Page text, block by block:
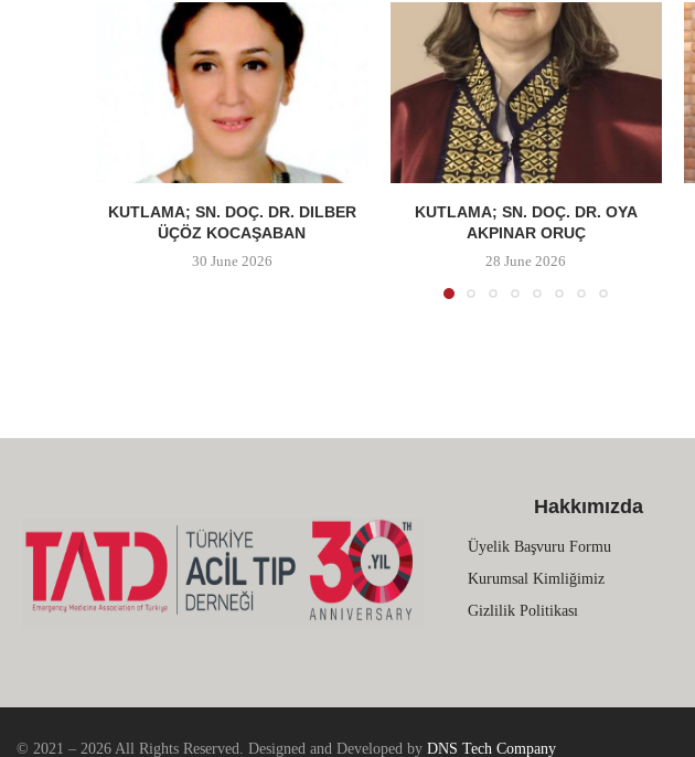
KUTLAMA; SN. DOÇ. DR. DILBER
ÜÇÖZ KOCAŞABAN
30 June 2026
KUTLAMA; SN. DOÇ. DR. OYA
AKPINAR ORUÇ
28 June 2026
Hakkımızda
Üyelik Başvuru Formu
Kurumsal Kimliğimiz
Gizlilik Politikası
© 2021 – 2026 All Rights Reserved. Designed and Developed by DNS Tech Company